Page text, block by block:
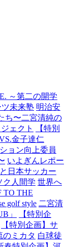
～第二の開学
ツ未来塾 明治安
ち〜二宮清純の
ェクト
【特別
金子達仁
ョン向上委員
いよぎんレポー
日本サッカー
ク人間学 世界へ
TO THE
golf style 二宮清
」
【特別企
【特別企画】サ
のミカタ 白球徒